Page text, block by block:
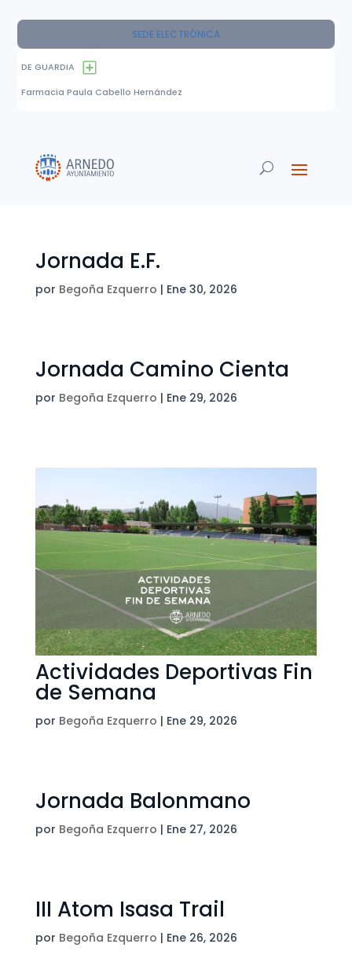
SEDE ELECTRÓNICA
DE GUARDIA
Farmacia Paula Cabello Hernández
Jornada E.F.
por Begoña Ezquerro | Ene 30, 2026
Jornada Camino Cienta
por Begoña Ezquerro | Ene 29, 2026
Actividades Deportivas Fin
de Semana
por Begoña Ezquerro | Ene 29, 2026
Jornada Balonmano
por Begoña Ezquerro | Ene 27, 2026
III Atom Isasa Trail
por Begoña Ezquerro | Ene 26, 2026